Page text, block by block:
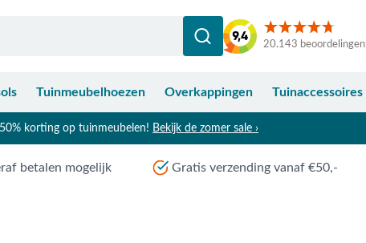
20.143 beoordelingen
Tuinmeubelhoezen Overkappingen Tuinaccessoires
50% korting op tuinmeubelen! Bekijk de zomer sale ›
betalen mogelijk Gratis verzending vanaf €50,-